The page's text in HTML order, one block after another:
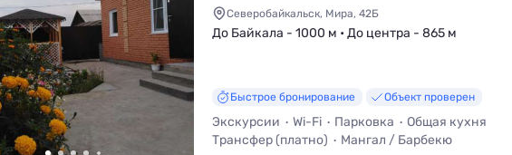
Северобайкальск, Мира, 42Б
До Байкала - 1000 м • До центра - 865 м
Быстрое бронирование Объект проверен
Экскурсии Wi-Fi Парковка
Общая кухня
Трансфер (платно)
Мангал / Барбекю